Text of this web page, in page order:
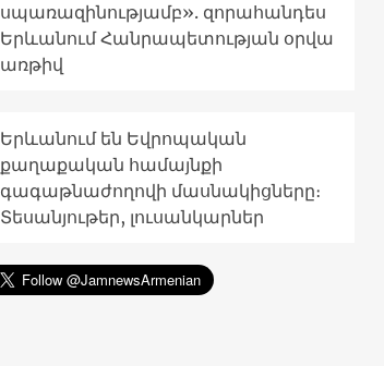
սպառազինությամբ». զորահանդես
Երևանում Հանրապետության օրվա
առթիվ
Երևանում են Եվրոպական
քաղաքական համայնքի
գագաթնաժողովի մասնակիցները։
Տեսանյութեր, լուսանկարներ